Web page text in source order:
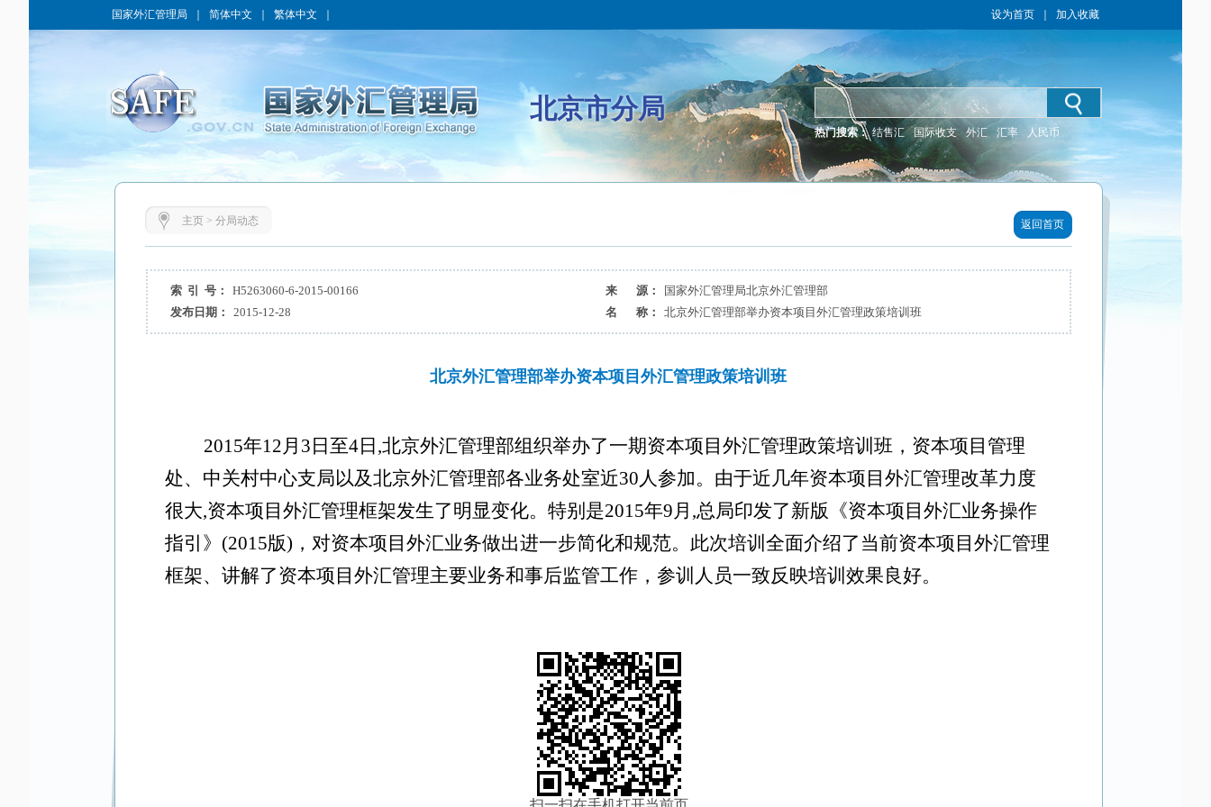
国家外汇管理局 简体中文 繁体中文 设为首页 加入收藏
北京市分局
热门搜索： 结售汇 国际收支 外汇 汇率 人民币
主页> 分局动态 返回首页
索 引 号： H5263060-6-2015-00166 来 源：
国家外汇管理局北京外汇管理部
发布日期：
2015-12-28 名 称： 北京外汇管理部举办资本项目外汇管理政策培训班
北京外汇管理部举办资本项目外汇管理政策培训班
2015年12月 3 日至4日 ,北京外汇管理部组织举办了一期资本项目外汇管理政策培训班，资本项目管理
处、中关村中心支局以及北京外汇管理部各业务处室近30人参加。由于近几年资本项目外汇管理改革力度
很大,资本项目外汇管理框架发生了明显变化。特别是2015年9月 ,总局印发了新版《资本项目外汇业务操作
指引》 (2015版) ，对资本项目外汇业务做出进一步简化和规范。此次培训全面介绍了当前资本项目外汇管理
框架、讲解了资本项目外汇管理主要业务和事后监管工作，参训人员一致反映培训效果良好。